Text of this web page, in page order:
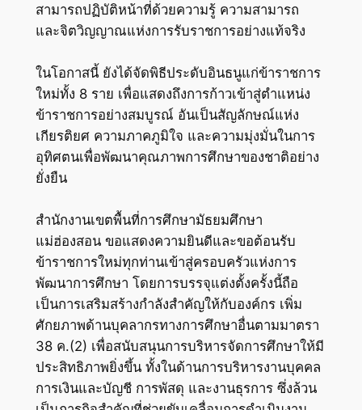
สามารถปฏิบัติหน้าที่ด้วยความรู้ ความสามารถ
และจิตวิญญาณแห่งการรับราชการอย่างแท้จริง
ในโอกาสนี้ ยังได้จัดพิธีประดับอินธนูแก่ข้าราชการ
ใหม่ทั้ง 8 ราย เพื่อแสดงถึงการก้าวเข้าสู่ตำแหน่ง
ข้าราชการอย่างสมบูรณ์ อันเป็นสัญลักษณ์แห่ง
เกียรติยศ ความภาคภูมิใจ และความมุ่งมั่นในการ
อุทิศตนเพื่อพัฒนาคุณภาพการศึกษาของชาติอย่าง
ยั่งยืน
สำนักงานเขตพื้นที่การศึกษามัธยมศึกษา
แม่ฮ่องสอน ขอแสดงความยินดีและขอต้อนรับ
ข้าราชการใหม่ทุกท่านเข้าสู่ครอบครัวแห่งการ
พัฒนาการศึกษา โดยการบรรจุแต่งตั้งครั้งนี้ถือ
เป็นการเสริมสร้างกำลังสำคัญให้กับองค์กร เพิ่ม
ศักยภาพด้านบุคลากรทางการศึกษาอื่นตามมาตรา
38 ค.(2) เพื่อสนับสนุนการบริหารจัดการศึกษาให้มี
ประสิทธิภาพยิ่งขึ้น ทั้งในด้านการบริหารงานบุคคล
การเงินและบัญชี การพัสดุ และงานธุรการ ซึ่งล้วน